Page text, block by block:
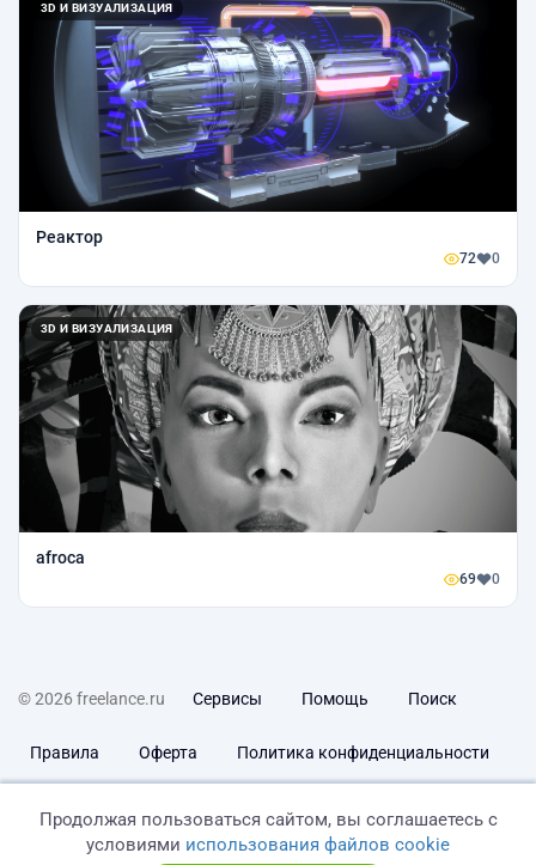
3D И ВИЗУАЛИЗАЦИЯ
Реактор
72 0
3D И ВИЗУАЛИЗАЦИЯ
afroca
69 0
© 2026 freelance.ru Сервисы Помощь Поиск
Правила Оферта Политика конфиденциальности
Продолжая пользоваться сайтом, вы соглашаетесь с
условиями использования файлов cookie